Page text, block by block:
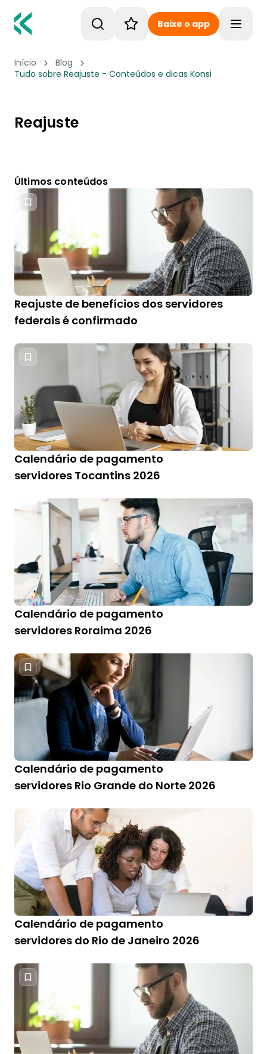
Baixe o app
Início
Blog
Tudo sobre Reajuste - Conteúdos e dicas Konsi
Reajuste
Últimos conteúdos
Reajuste de benefícios dos servidores
federais é confirmado
Calendário de pagamento
servidores Tocantins 2026
Calendário de pagamento
servidores Roraima 2026
Calendário de pagamento
servidores Rio Grande do Norte 2026
Calendário de pagamento
servidores do Rio de Janeiro 2026